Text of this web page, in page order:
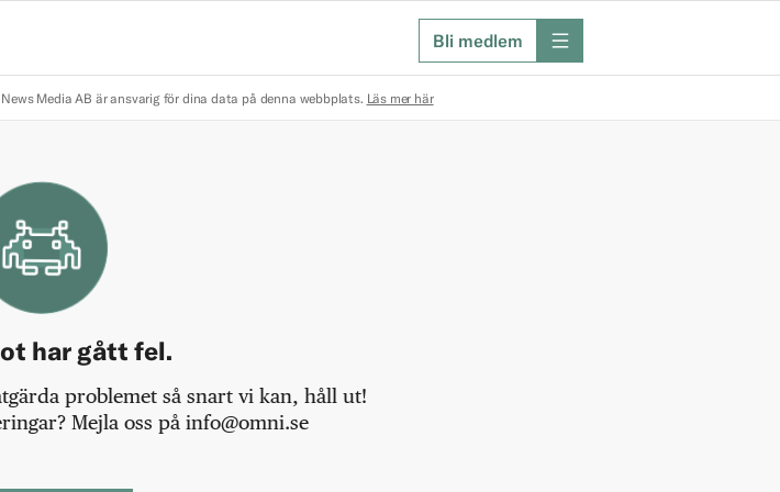
Bli medlem meny
Media AB är ansvarig för dina data på denna webbplats. Läs mer här
har gått fel.
problemet så snart vi kan, håll ut!
Mejla oss på info@omni.se